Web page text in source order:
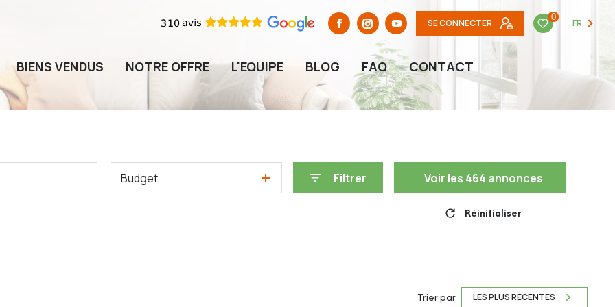
SE CONNECTER
0
FR
BIENS VENDUS NOTRE OFFRE L'EQUIPE BLOG FAQ CONTACT
Budget Filtrer Voir les 464 annonces
Réinitialiser
Trier par LES PLUS RÉCENTES